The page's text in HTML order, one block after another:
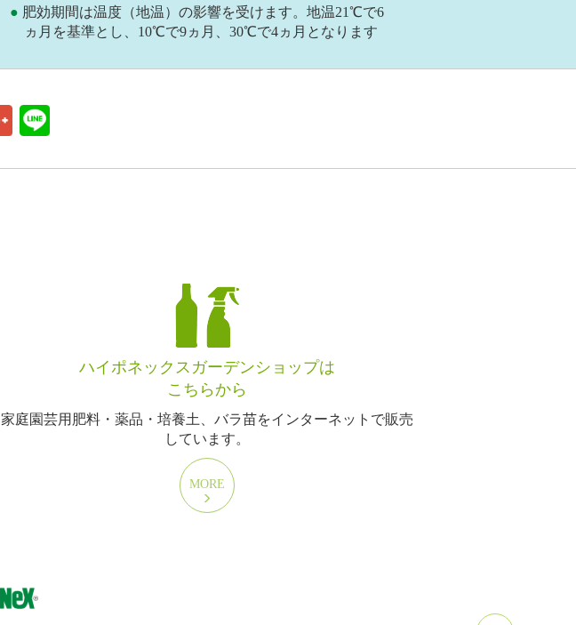
肥効期間は温度（地温）の影響を受けます。地温21℃で6
ヵ月を基準とし、10℃で9ヵ月、30℃で4ヵ月となります
ハイポネックスガーデンショップは
こちらから
家庭園芸用肥料・薬品・培養土、バラ苗をインターネットで販売
しています。
MORE